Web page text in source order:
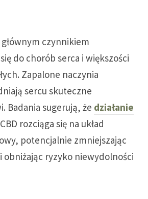
czynnikiem
do chorób serca i większości
Zapalone naczynia
sercu skuteczne
Badania sugerują, że działanie
CBD rozciąga się na układ
potencjalnie zmniejszając
obniżając ryzyko niewydolności